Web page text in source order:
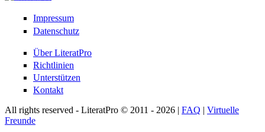
Impressum
Datenschutz
Über LiteratPro
Richtlinien
Unterstützen
Kontakt
All rights reserved - LiteratPro © 2011 - 2026 | FAQ | Virtuelle
Freunde